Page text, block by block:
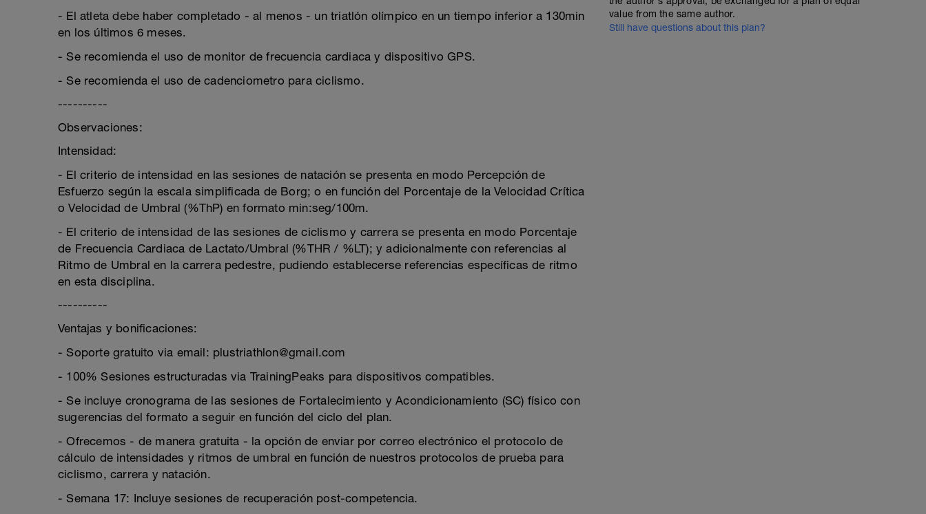
- El atleta debe haber completado - al menos - un triatlón olímpico en un tiempo inferior a 130min
en los últimos 6 meses.
- Se recomienda el uso de monitor de frecuencia cardiaca y dispositivo GPS.
- Se recomienda el uso de cadenciometro para ciclismo.
----------
Observaciones:
Intensidad:
- El criterio de intensidad en las sesiones de natación se presenta en modo Percepción de
Esfuerzo según la escala simplificada de Borg; o en función del Porcentaje de la Velocidad Crítica
o Velocidad de Umbral (%ThP) en formato min:seg/100m.
- El criterio de intensidad de las sesiones de ciclismo y carrera se presenta en modo Porcentaje
de Frecuencia Cardiaca de Lactato/Umbral (%THR / %LT); y adicionalmente con referencias al
Ritmo de Umbral en la carrera pedestre, pudiendo establecerse referencias específicas de ritmo
en esta disciplina.
----------
Ventajas y bonificaciones:
- Soporte gratuito via email: plustriathlon@gmail.com
- 100% Sesiones estructuradas via TrainingPeaks para dispositivos compatibles.
- Se incluye cronograma de las sesiones de Fortalecimiento y Acondicionamiento (SC) físico con
sugerencias del formato a seguir en función del ciclo del plan.
- Ofrecemos - de manera gratuita - la opción de enviar por correo electrónico el protocolo de
cálculo de intensidades y ritmos de umbral en función de nuestros protocolos de prueba para
ciclismo, carrera y natación.
- Semana 17: Incluye sesiones de recuperación post-competencia.
value from the same author.
Still have questions about this plan?